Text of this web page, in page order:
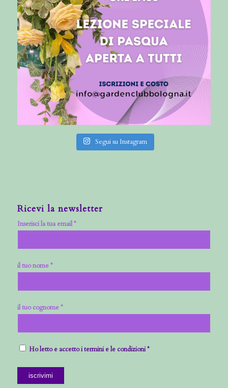
Segui su Instagram
Ricevi la newsletter
Inserisci la tua email *
il tuo nome *
il tuo cognome *
Ho letto e accetto i termini e le condizioni *